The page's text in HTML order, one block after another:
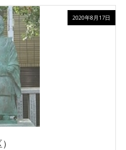
2020年8月17日